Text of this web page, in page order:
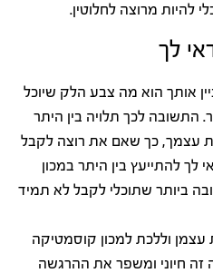
להיות מרוצה לחלוטין.
לך
אותך הוא מה צבע הלק שיוכל
התשובה לכך תלויה בין היתר
עצמך, כך שאם את רוצה לקבל
לך להתייעץ בין היתר במכון
ביותר שתוכלי לקבל לא תמיד
וללכת למכון קוסמטיקה
זה חיוני ומשפר את ההרגשה